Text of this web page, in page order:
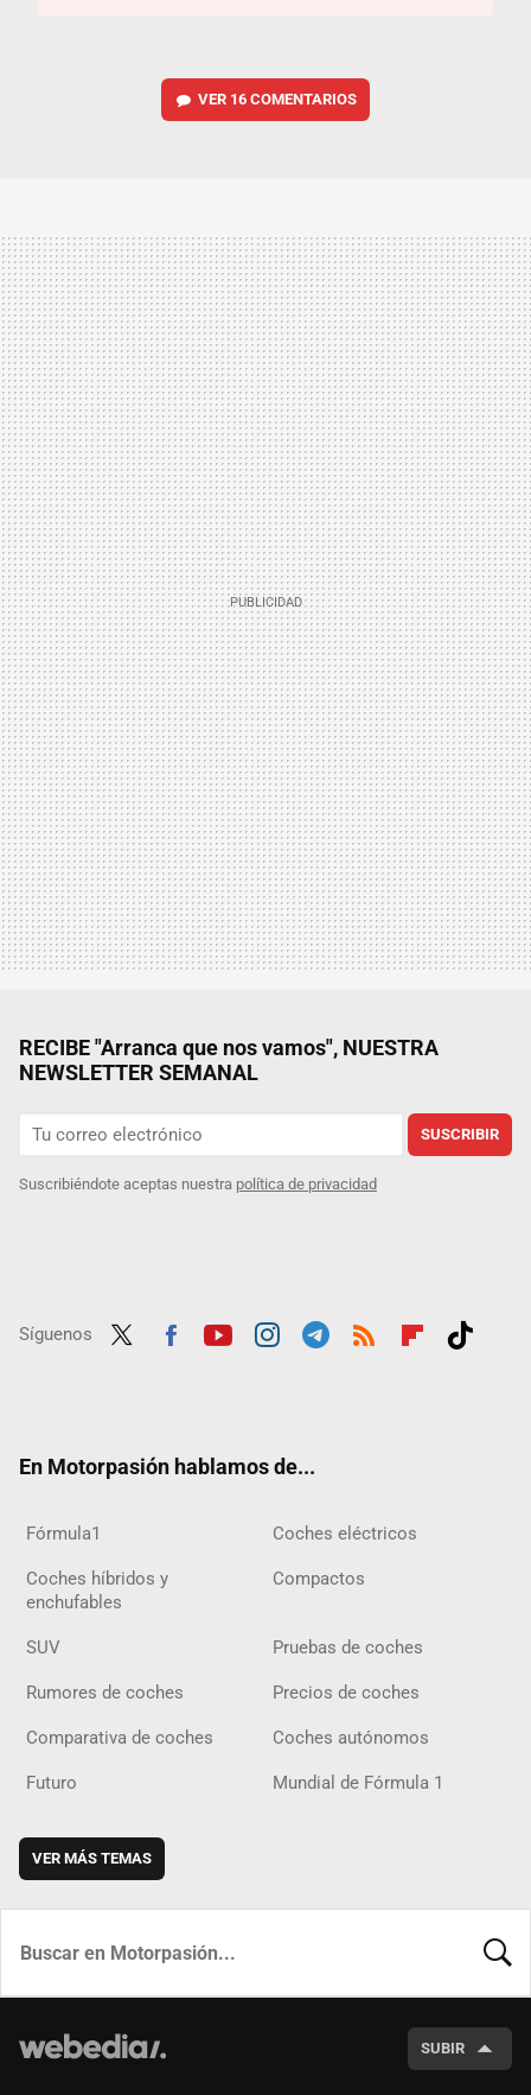
VER 16 COMENTARIOS
RECIBE "Arranca que nos vamos", NUESTRA
NEWSLETTER SEMANAL
SUSCRIBIR
Suscribiéndote aceptas nuestra política de privacidad
Síguenos
En Motorpasión hablamos de...
Fórmula1 Coches eléctricos
Coches híbridos y
enchufables
Compactos
SUV Pruebas de coches
Rumores de coches Precios de coches
Comparativa de coches Coches autónomos
Futuro Mundial de Fórmula 1
VER MÁS TEMAS
SUBIR